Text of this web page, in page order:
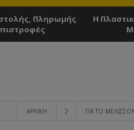
Πληρωμής
Η
ΑΡΧΙΚΉ ΓΙΑ ΤΟ